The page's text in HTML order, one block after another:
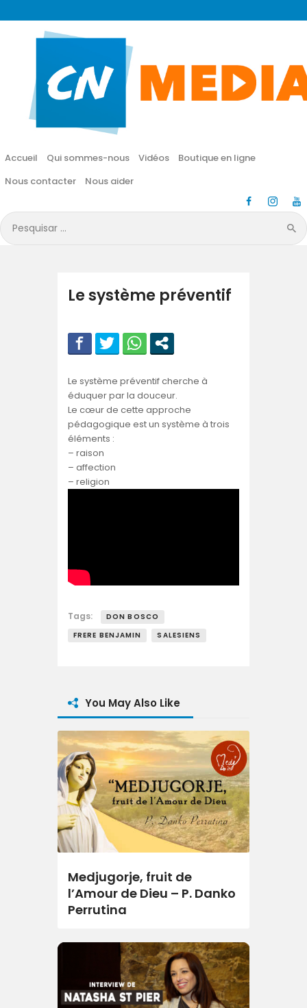
Accueil Qui sommes-nous Vidéos
Boutique en ligne
Nous contacter
Nous aider
Pesquisar
por:
CN MÉDIA
Une vie nouvelle en JESUS !
Accueil
Vidéos
Boutique en ligne
Nous aider
Le système préventif
Le système préventif cherche à
éduquer par la douceur.
Le cœur de cette approche
pédagogique est un système à trois
éléments :
– raison
– affection
– religion
Tags:
DON BOSCO
FRERE BENJAMIN
SALESIENS
You May Also Like
Medjugorje, fruit de
l’Amour de Dieu – P. Danko
Perrutina